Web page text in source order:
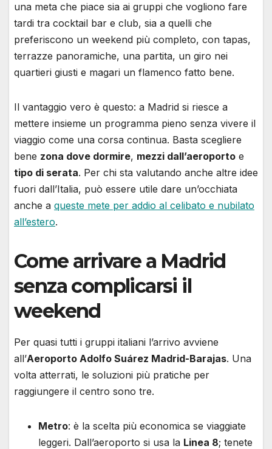
una meta che piace sia ai gruppi che vogliono fare
tardi tra cocktail bar e club, sia a quelli che
preferiscono un weekend più completo, con tapas,
terrazze panoramiche, una partita, un giro nei
quartieri giusti e magari un flamenco fatto bene.
Il vantaggio vero è questo: a Madrid si riesce a
mettere insieme un programma pieno senza vivere il
viaggio come una corsa continua. Basta scegliere
bene zona dove dormire, mezzi dall’aeroporto e
tipo di serata. Per chi sta valutando anche altre idee
fuori dall’Italia, può essere utile dare un’occhiata
anche a queste mete per addio al celibato e nubilato
all’estero.
Come arrivare a Madrid
senza complicarsi il
weekend
Per quasi tutti i gruppi italiani l’arrivo avviene
all’Aeroporto Adolfo Suárez Madrid-Barajas. Una
volta atterrati, le soluzioni più pratiche per
raggiungere il centro sono tre.
Metro: è la scelta più economica se viaggiate
leggeri. Dall’aeroporto si usa la Linea 8; tenete